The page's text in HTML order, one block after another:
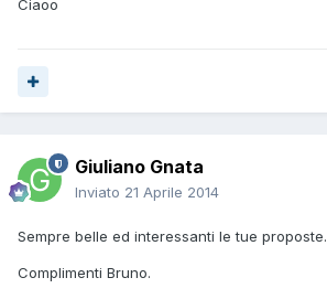
Ciaoo
Giuliano Gnata
Inviato 21 Aprile 2014
Sempre belle ed interessanti le tue proposte.
Complimenti Bruno.